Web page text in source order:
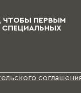
ЧТОБЫ ПЕРВЫМ
СПЕЦИАЛЬНЫХ